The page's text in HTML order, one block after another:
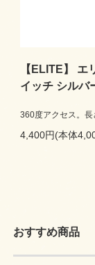
【ELITE】 エ
イッチ シルバ
360度アクセス。
4,400円(本体
おすすめ商品